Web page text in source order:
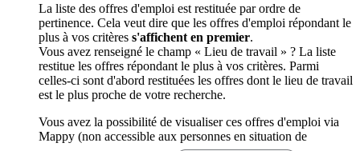
La liste des offres d'emploi est restituée par ordre de
pertinence. Cela veut dire que les offres d'emploi répondant le
plus à vos critères s'affichent en premier.
Vous avez renseigné le champ « Lieu de travail » ? La liste
restitue les offres répondant le plus à vos critères. Parmi
celles-ci sont d'abord restituées les offres dont le lieu de travail
est le plus proche de votre recherche.
Vous avez la possibilité de visualiser ces offres d'emploi via
Mappy (non accessible aux personnes en situation de